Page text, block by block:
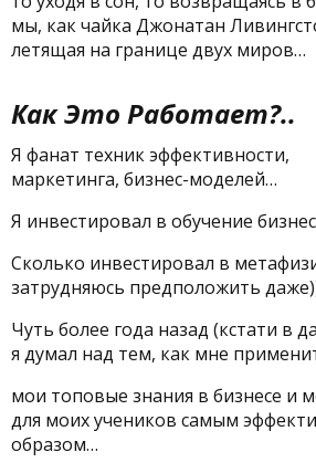
мы, как чайка Джонатан
летящая на границе двух миров…
Как Это Работает?..
Я фанат техник эффективности,
маркетинга, бизнес-моделей…
Я инвестировал в обучение
Сколько инвестировал в
затрудняюсь предположить
Чуть более года назад (кстати в
я думал над тем, как мне
мои топовые знания в бизнесе и
для моих учеников самым
образом…